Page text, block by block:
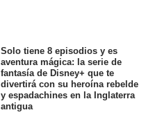
Solo tiene 8 episodios y es
aventura mágica: la serie de
fantasía de Disney+ que te
divertirá con su heroína rebelde
y espadachines en la Inglaterra
antigua